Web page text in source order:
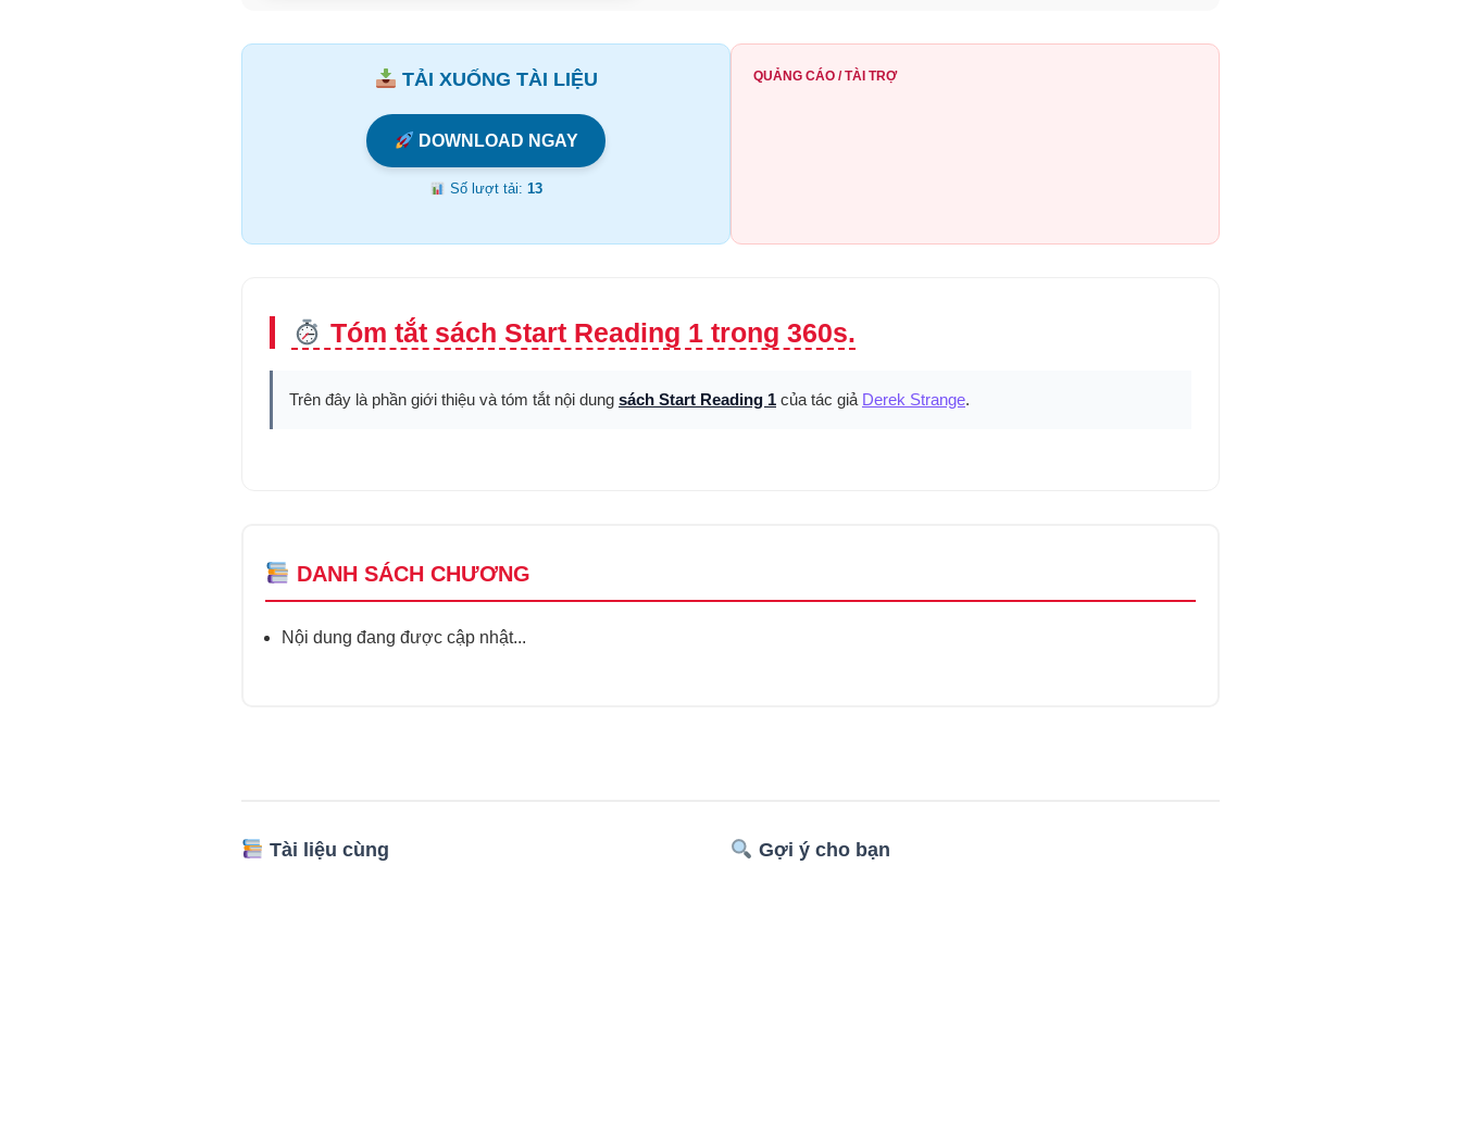
TẢI XUỐNG TÀI LIỆU
DOWNLOAD NGAY
Số lượt tải: 13
QUẢNG CÁO / TÀI TRỢ
Tóm tắt sách Start Reading 1 trong 360s.
Trên đây là phần giới thiệu và tóm tắt nội dung sách Start Reading 1 của tác giả Derek Strange.
DANH SÁCH CHƯƠNG
Nội dung đang được cập nhật...
Tài liệu cùng Gợi ý cho bạn